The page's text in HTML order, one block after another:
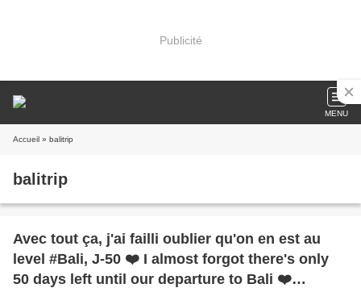
Publicité
MENU
Accueil » balitrip
balitrip
Avec tout ça, j'ai failli oublier qu'on en est au
level #Bali, J-50 ❤️ I almost forgot there's only
50 days left until our departure to Bali ❤️